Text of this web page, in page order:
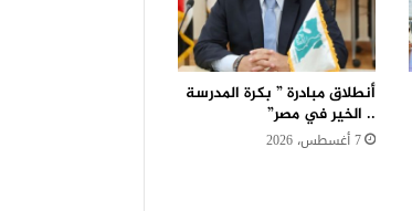
أنطلاق مبادرة ” بكرة المدرسة
.. الخير في مصر”
7 أغسطس، 2026